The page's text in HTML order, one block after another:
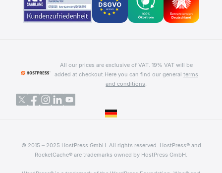
All our prices are exclusive of VAT. 19% VAT will be
added at checkout.Here you can find our general terms
and conditions.
© 2015 – 2025 HostPress GmbH. All rights reserved. HostPress® and
RocketCache® are trademarks owned by HostPress GmbH.